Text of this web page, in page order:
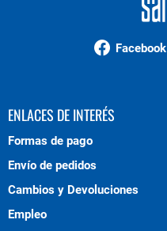
Facebook
ENLACES DE INTERÉS
Formas de pago
Envío de pedidos
Cambios y Devoluciones
Empleo